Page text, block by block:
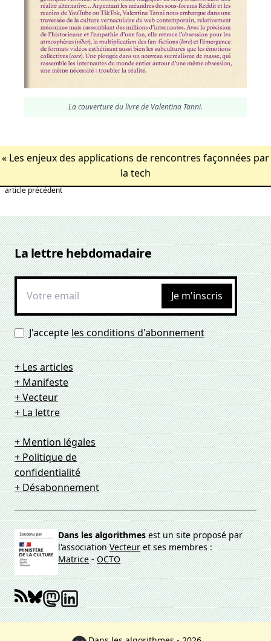
La couverture du livre de Valentina Tanni.
article précédent
« Les enjeux des applications de rencontres façonnées par
la tech
La lettre hebdomadaire
Je m'inscris
J'accepteles conditions d'abonnement
+ Les articles
+ Manifeste
+ Vecteur
+ La lettre
+ Mention légales
+ Politique de
confidentialité
+ Désabonnement
Dans les algorithmesest un site proposé par
l'associationVecteuret ses membres :
Matrice-OCTO